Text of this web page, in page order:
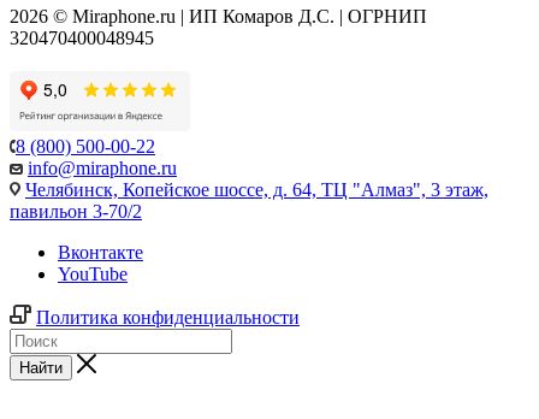
2026 © Miraphone.ru | ИП Комаров Д.С. | ОГРНИП
320470400048945
8 (800) 500-00-22
info@miraphone.ru
Челябинск, Копейское шоссе, д. 64, ТЦ "Алмаз", 3 этаж,
павильон 3-70/2
Вконтакте
YouTube
Политика конфиденциальности
Найти